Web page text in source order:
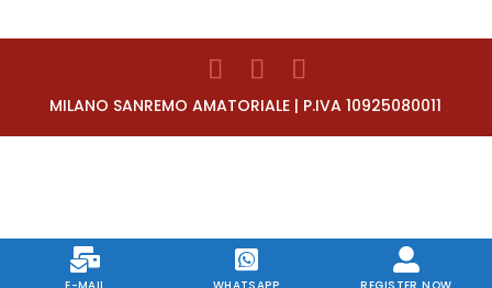
MILANO SANREMO AMATORIALE | P.IVA 10925080011